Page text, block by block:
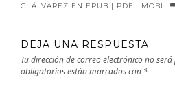
G. ÁLVAREZ EN EPUB | PDF | MOBI
DEJA UNA RESPUESTA
Tu dirección de correo electrónico no
obligatorios están marcados con *